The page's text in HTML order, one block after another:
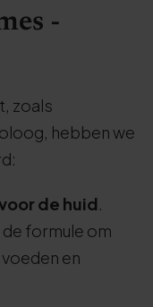
-
zoals
hebben we
de huid.
formule om
en